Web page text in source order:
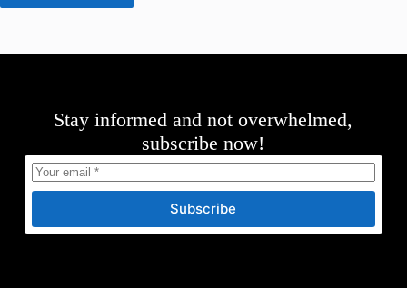
Stay informed and not overwhelmed,
subscribe now!
Subscribe